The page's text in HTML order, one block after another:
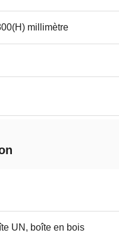
millimètre
UN, boîte en bois